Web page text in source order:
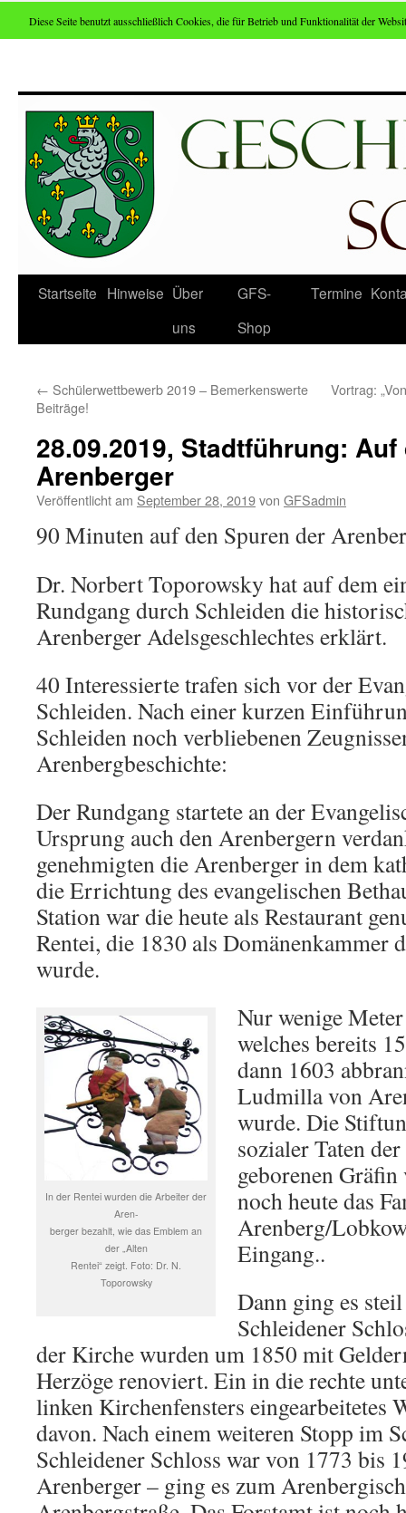
Zum
Inhalt
Startseite Hinweise Über
uns
GFS-
Shop
Termine
← Schülerwettbewerb 2019 – Bemerkenswerte
Beiträge!
Vortrag:
28.09.2019, Stadtführung:
Arenberger
Veröffentlicht am September 28, 2019von GFSadmin
90 Minuten auf den Spuren der
Dr. Norbert Toporowsky hat auf dem
Rundgang durch Schleiden die
Arenberger Adelsgeschlechtes erklärt.
40 Interessierte trafen sich vor der
Schleiden. Nach einer kurzen
Schleiden noch verbliebenen
Arenbergbeschichte:
Der Rundgang startete an der
Ursprung auch den Arenbergern
genehmigten die Arenberger in dem
die Errichtung des evangelischen
Station war die heute als Restaurant
Rentei, die 1830 als Domänenkammer
wurde.
In der Rentei wurden die Arbeiter der
Aren-
berger bezahlt, wie das Emblem an
der „Alten
Rentei“ zeigt. Foto: Dr. N.
Toporowsky
Nur wenige
welches bereits
dann 1603
Ludmilla von
wurde. Die
sozialer Taten
geborenen
noch heute das
Arenberg/
Eingang..
Dann ging es
Schleidener
der Kirche wurden um 1850 mit
Herzöge renoviert. Ein in die rechte
linken Kirchenfensters eingearbeitetes
davon. Nach einem weiteren Stopp im
Schleidener Schloss war von 1773 bis
Arenberger – ging es zum
Diese Seite benutzt ausschließlich Cookies, die für Betrieb und Funktionalität der